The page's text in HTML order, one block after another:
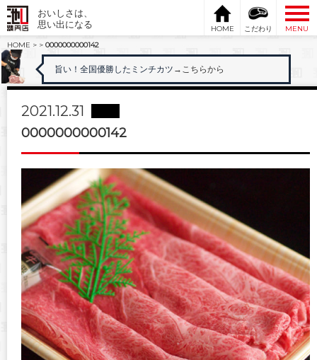
おいしさは、
思い出になる
HOME こだわり
MENU
HOME > > 0000000000142
旨い！全国優勝したミンチカツ →こちらから
2021.12.31
0000000000142